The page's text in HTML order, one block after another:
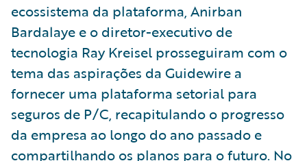
ecossistema da plataforma, Anirban
Bardalaye e o diretor-executivo de
tecnologia Ray Kreisel prosseguiram com o
tema das aspirações da Guidewire a
fornecer uma plataforma setorial para
seguros de P/C, recapitulando o progresso
da empresa ao longo do ano passado e
compartilhando os planos para o futuro. No